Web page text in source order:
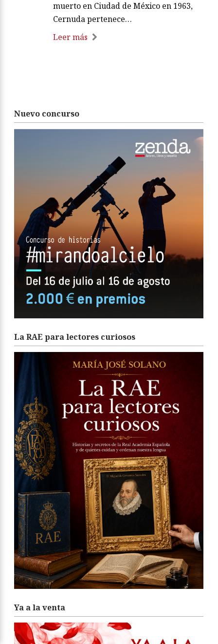
muerto en Ciudad de México en 1963,
Cernuda pertenece…
Leer más
Nuevo concurso
La RAE para lectores curiosos
Ya a la venta